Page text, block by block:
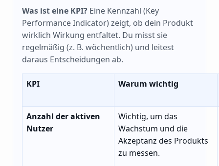
Was ist eine KPI? Eine Kennzahl (Key
Performance Indicator) zeigt, ob dein Produkt
wirklich Wirkung entfaltet. Du misst sie
regelmäßig (z. B. wöchentlich) und leitest
daraus Entscheidungen ab.
KPI Warum wichtig
Anzahl der aktiven
Nutzer
Wichtig, um das
Wachstum und die
Akzeptanz des Produkts
zu messen.